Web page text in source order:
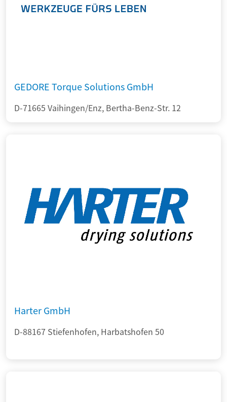
GEDORE Torque Solutions GmbH
D-71665 Vaihingen/Enz, Bertha-Benz-Str. 12
Harter GmbH
D-88167 Stiefenhofen, Harbatshofen 50